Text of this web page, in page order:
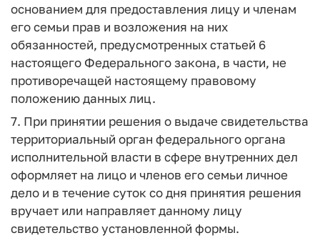
основанием для предоставления лицу и членам
его семьи прав и возложения на них
обязанностей, предусмотренных статьей 6
настоящего Федерального закона, в части, не
противоречащей настоящему правовому
положению данных лиц.
7. При принятии решения о выдаче свидетельства
территориальный орган федерального органа
исполнительной власти в сфере внутренних дел
оформляет на лицо и членов его семьи личное
дело и в течение суток со дня принятия решения
вручает или направляет данному лицу
свидетельство установленной формы.